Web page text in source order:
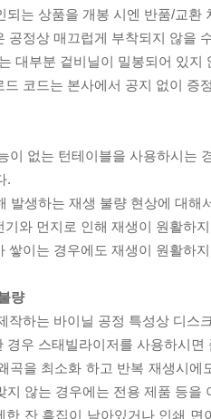
되는 상품을 개봉 시엔 반품/교환
공정상 매끄럽게 부착되지 않을
대부분 겉비닐이 밀봉되어 있지
드 코드는 본사에서 공지 없이 증
이 없는 턴테이블을 사용하시는
.
발생하는 재생 불량 현상에 대
기와 먼지로 인해 재생이 원활하
쌓이는 경우에도 재생이 원활하
량
작하는 바이닐 공정 특성상 디스
경우 스태빌라이저를 사용하시
곡을 최소화 하고 반복 재생시
지 않는 경우에는 전용 제품 등
한 잔 흠집이 남아있거나 인쇄